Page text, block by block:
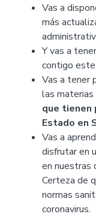
Vas a
más
Y vas a
contigo este
Vas a tener
las materias
que tienen
Estado en
Vas a
disfrutar en
en nuestras
Certeza de
normas
coronavirus.